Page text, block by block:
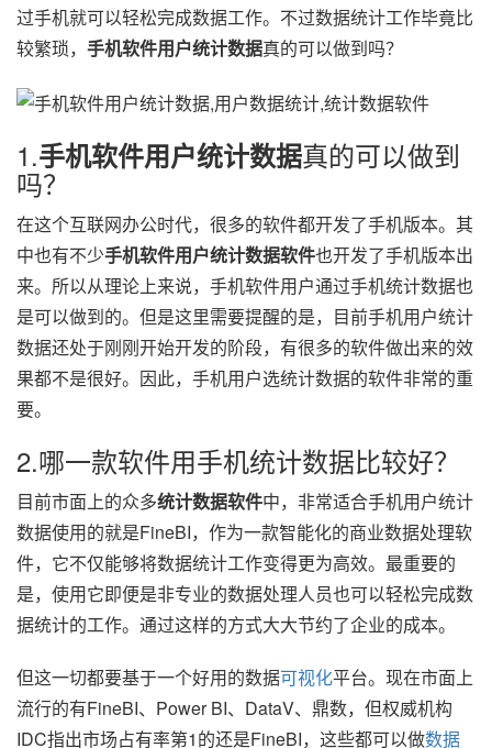
过手机就可以轻松完成数据工作。不过数据统计工作毕竟比
较繁琐， 手机软件用户统计数据真的可以做到吗？
1.手机软件用户统计数据真的可以做到
吗？
在这个互联网办公时代，很多的软件都开发了手机版本。其
中也有不少手机软件用户统计数据软件也开发了手机版本出
来。所以从理论上来说，手机软件用户通过手机统计数据也
是可以做到的。但是这里需要提醒的是，目前手机用户统计
数据还处于刚刚开始开发的阶段，有很多的软件做出来的效
果都不是很好。因此，手机用户选统计数据的软件非常的重
要。
2.哪一款软件用手机统计数据比较好？
目前市面上的众多统计数据软件中，非常适合手机用户统计
数据使用的就是FineBI，作为一款智能化的商业数据处理软
件，它不仅能够将数据统计工作变得更为高效。最重要的
是，使用它即便是非专业的数据处理人员也可以轻松完成数
据统计的工作。通过这样的方式大大节约了企业的成本。
但这一切都要基于一个好用的数据可视化平台。现在市面上
流行的有FineBI、Power BI、DataV、鼎数，但权威机构
IDC指出市场占有率第1的还是FineBI，这些都可以做数据